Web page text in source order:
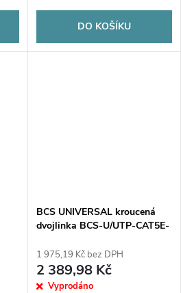
DO KOŠÍKU
BCS UNIVERSAL kroucená
dvojlinka BCS-U/UTP-CAT5E-
1 975,19 Kč bez DPH
2 389,98 Kč
Vyprodáno